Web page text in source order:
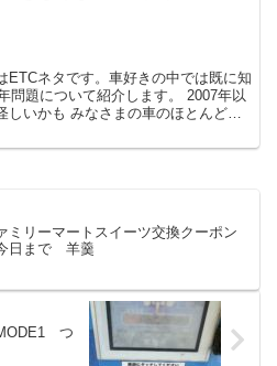
ETCネタです。車好きの中では既に知
問題について紹介します。 2007年以
いかも みなさまの車のほとんどに
ミリーマートスイーツ交換クーポン
日まで 羊羹
つ